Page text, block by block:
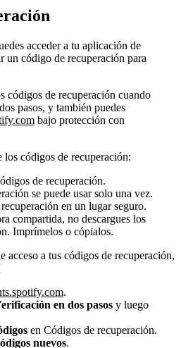
acceder a tu aplicación de
un código de recuperación para
códigos de recuperación cuando
pasos, y también puedes
bajo protección con
códigos de recuperación:
de recuperación.
se puede usar solo una vez.
en un lugar seguro.
compartida, no descargues los
Imprímelos o cópialos.
acceso a tus códigos de recuperación,
.
en dos pasos y luego
en Códigos de recuperación.
nuevos.